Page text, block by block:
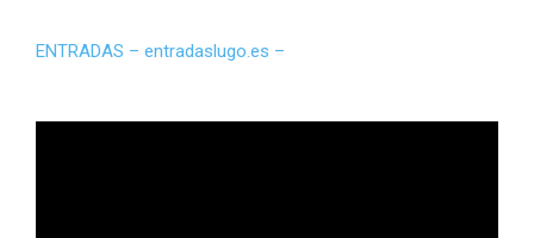
ENTRADAS – entradaslugo.es –